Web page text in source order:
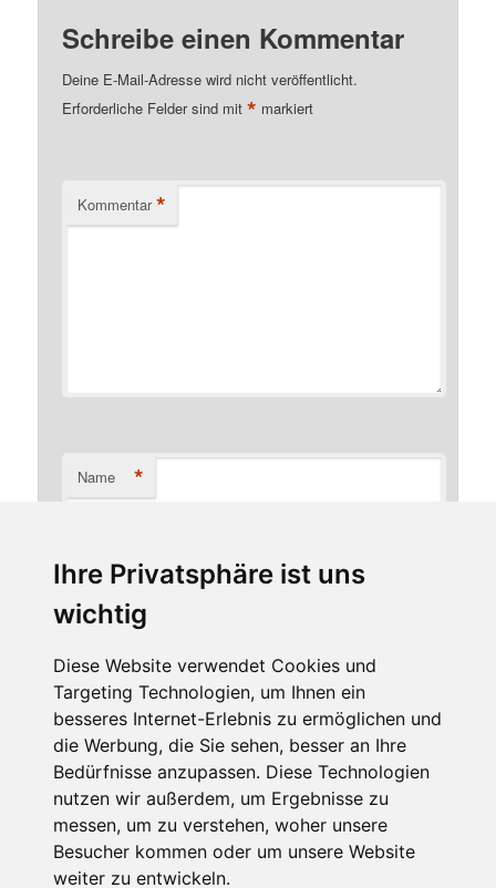
Ihre Privatsphäre ist uns
wichtig
Diese Website verwendet Cookies und
Targeting Technologien, um Ihnen ein
besseres Internet-Erlebnis zu ermöglichen und
die Werbung, die Sie sehen, besser an Ihre
Bedürfnisse anzupassen. Diese Technologien
nutzen wir außerdem, um Ergebnisse zu
messen, um zu verstehen, woher unsere
Besucher kommen oder um unsere Website
weiter zu entwickeln.
Schreibe einen Kommentar
Deine E-Mail-Adresse wird nicht veröffentlicht.
Erforderliche Felder sind mit* markiert
Kommentar *
Name *
E-Mail-Adresse *
Website